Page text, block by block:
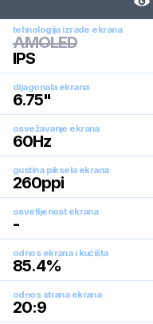
tehnologija izrade ekrana
AMOLED
IPS
dijagonala ekrana
6.75"
osvežavanje ekrana
60Hz
gustina piksela ekrana
260ppi
osvetljenost ekrana
-
odnos ekrana i kućišta
85.4%
odnos strana ekrana
20:9